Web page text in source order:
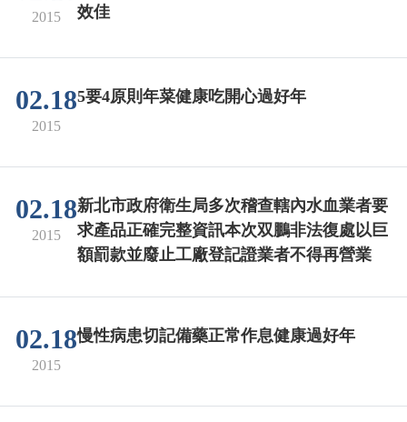
2015
效佳
02.18
2015
5要4原則年菜健康吃開心過好年
02.18
2015
新北市政府衛生局多次稽查轄內水血業者要
求產品正確完整資訊本次双鵬非法復處以巨
額罰款並廢止工廠登記證業者不得再營業
02.18
2015
慢性病患切記備藥正常作息健康過好年